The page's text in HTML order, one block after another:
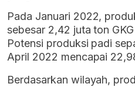
Pada Januari 2022,
sebesar 2,42 juta ton
Potensi produksi padi
April 2022 mencapai
Berdasarkan wilayah,